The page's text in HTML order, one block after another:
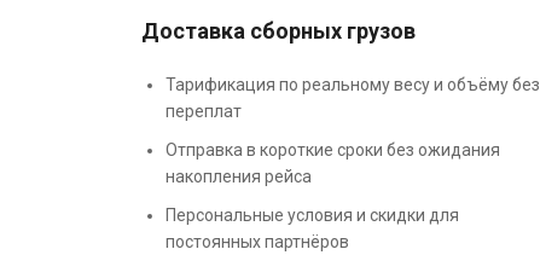
Доставка сборных грузов
Тарификация по реальному весу и объёму без
переплат
Отправка в короткие сроки без ожидания
накопления рейса
Персональные условия и скидки для
постоянных партнёров